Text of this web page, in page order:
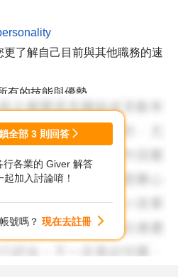
了解自己目前與其他職務的速
有的技能與優勢.
了解目前自己的職場價值
一件不簡單的事情.
考量的因素.目前疫情關係.求職
人才加入戰局.建議多方考量再
全部 3 則回答
行各業的 Giver 解答
起加入討論唷！
號嗎？ 現在去註冊